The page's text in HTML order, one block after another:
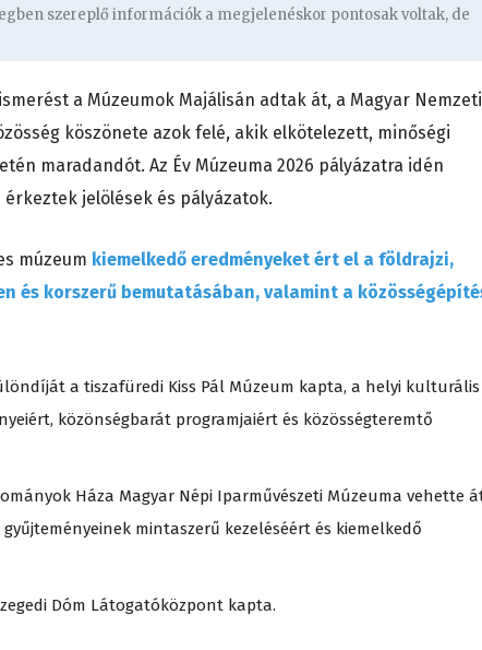
szereplő információk a megjelenéskor pontosak voltak, de
a Múzeumok Majálisán adtak át, a Magyar Nemzeti
köszönete azok felé, akik elkötelezett, minőségi
maradandót. Az Év Múzeuma 2026 pályázatra idén
jelölések és pályázatok.
múzeum kiemelkedő eredményeket ért el a földrajzi,
és korszerű bemutatásában, valamint a
a tiszafüredi Kiss Pál Múzeum kapta, a helyi kulturális
közönségbarát programjaiért és közösségteremtő
Háza Magyar Népi Iparművészeti Múzeuma vehette
mintaszerű kezeléséért és kiemelkedő
Dóm Látogatóközpont kapta.